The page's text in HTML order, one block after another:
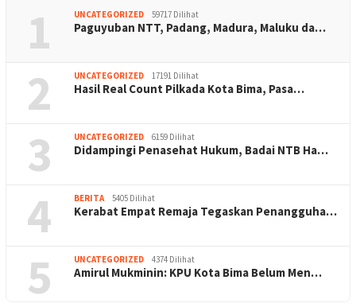
1 UNCATEGORIZED 59717 Dilihat
Paguyuban NTT, Padang, Madura, Maluku da…
2 UNCATEGORIZED 17191 Dilihat
Hasil Real Count Pilkada Kota Bima, Pasa…
3 UNCATEGORIZED 6159 Dilihat
Didampingi Penasehat Hukum, Badai NTB Ha…
4 BERITA 5405 Dilihat
Kerabat Empat Remaja Tegaskan Penangguha…
5 UNCATEGORIZED 4374 Dilihat
Amirul Mukminin: KPU Kota Bima Belum Men…